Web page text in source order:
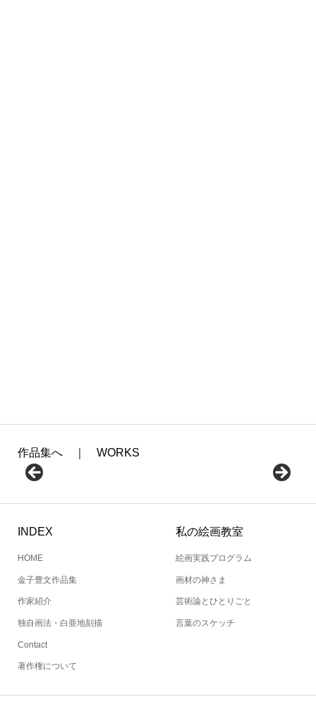
作品集へ ｜ WORKS
INDEX
HOME
金子豊文作品集
作家紹介
独自画法・白亜地刻描
Contact
著作権について
私の絵画教室
絵画実践プログラム
画材の神さま
芸術論とひとりごと
言葉のスケッチ